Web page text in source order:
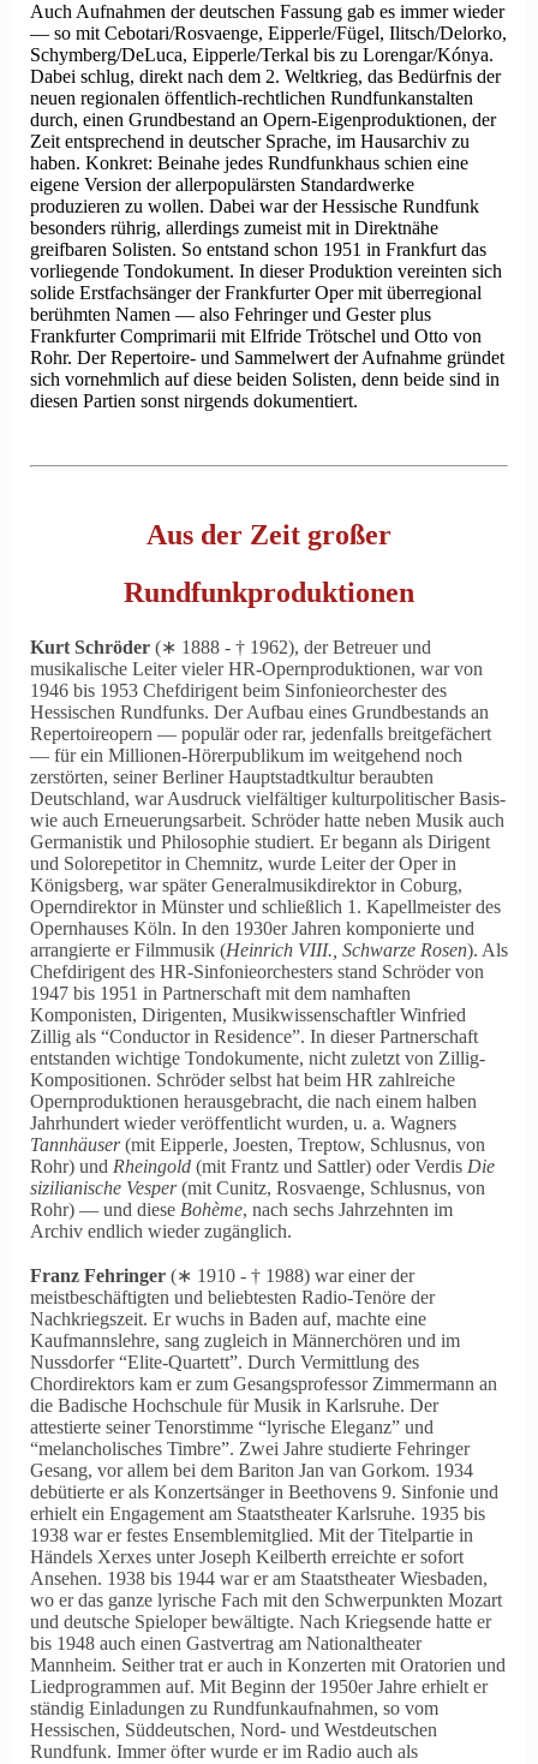
Auch Aufnahmen der deutschen Fassung gab es immer wieder
— so mit Cebotari/Rosvaenge, Eipperle/Fügel, Ilitsch/Delorko,
Schymberg/DeLuca, Eipperle/Terkal bis zu Lorengar/Kónya.
Dabei schlug, direkt nach dem 2. Welt­krieg, das Bedürfnis der
neuen regionalen öffentlich-rechtlichen Rundfunkanstalten
durch, einen Grundbestand an Opern-Eigenproduktionen, der
Zeit entsprechend in deutscher Sprache, im Hausarchiv zu
haben. Konkret: Beinahe jedes Rundfunkhaus schien eine
eigene Version der allerpopulärsten Standardwerke
produzieren zu wollen. Dabei war der Hessische Rundfunk
besonders rührig, allerdings zumeist mit in Direktnähe
greifbaren Solisten. So entstand schon 1951 in Frankfurt das
vorliegende Tondokument. In dieser Produktion vereinten sich
solide Erstfachsänger der Frankfurter Oper mit überregional
berühmten Namen — also Fehringer und Gester plus
Frankfurter Comprimarii mit Elfride Trötschel und Otto von
Rohr. Der Repertoire- und Sammelwert der Aufnahme gründet
sich vornehmlich auf diese beiden Solisten, denn beide sind in
diesen Partien sonst nirgends dokumentiert.
Aus der Zeit großer
Rundfunkproduktionen
Kurt Schröder (∗ 1888 ‑ † 1962), der Betreuer und
musikalische Leiter vieler HR-Opernproduktionen, war von
1946 bis 1953 Chefdirigent beim Sinfonieorchester des
Hessischen Rundfunks. Der Aufbau eines Grundbestands an
Repertoireopern — populär oder rar, jedenfalls breitgefächert
— für ein Millionen-Hörerpublikum im weitgehend noch
zerstörten, seiner Berliner Hauptstadtkultur beraubten
Deutschland, war Ausdruck vielfältiger kulturpolitischer Basis-
wie auch Erneuerungsarbeit. Schröder hatte neben Musik auch
Germanistik und Philosophie studiert. Er begann als Dirigent
und Solorepetitor in Chemnitz, wurde Leiter der Oper in
Königsberg, war später Generalmusikdirektor in Coburg,
Operndirektor in Münster und schließlich 1. Kapell­meister des
Opernhauses Köln. In den 1930er Jahren komponierte und
arrangierte er Filmmusik (Heinrich VIII., Schwarze Rosen). Als
Chefdirigent des HR-Sinfonieorchesters stand Schröder von
1947 bis 1951 in Partnerschaft mit dem namhaften
Komponisten, Dirigenten, Musikwissenschaftler Winfried
Zillig als
Conductor in Residence . In dieser Partnerschaft
entstanden wichtige Tondokumente, nicht zuletzt von Zillig-
Kompositionen. Schröder selbst hat beim HR zahlreiche
Opernproduktionen herausgebracht, die nach einem halben
Jahrhundert wieder veröffentlicht wurden, u. a. Wagners
Tannhäuser(mit Eipperle, Joesten, Treptow, Schlusnus, von
Rohr) und Rheingold (mit Frantz und Sattler) oder Verdis Die
sizilianische Vesper(mit Cunitz, Rosvaenge, Schlusnus, von
Rohr) — und diese Bohème, nach sechs Jahrzehnten im
Archiv endlich wieder zugänglich.
Franz Fehringer (∗ 1910 ‑ † 1988) war einer der
meistbeschäftigten und beliebtesten Radio-Tenöre der
Nachkriegszeit. Er wuchs in Baden auf, machte eine
Kaufmannslehre, sang zugleich in Männerchören und im
Nussdorfer Elite-Quartett . Durch Vermittlung des
Chordirektors kam er zum Gesangsprofessor Zimmermann an
die Badische Hochschule für Musik in Karlsruhe. Der
attestierte seiner Tenorstimme
lyrische Eleganz
und
melancholisches Timbre . Zwei Jahre studierte Fehringer
Gesang, vor allem bei dem Bariton Jan van Gorkom. 1934
debütierte er als Konzertsänger in Beethovens 9. Sin­fonie und
erhielt ein Engagement am Staatstheater Karlsruhe. 1935 bis
1938 war er festes Ensemblemitglied. Mit der Titelpartie in
Händels Xerxes unter Joseph Keilberth erreichte er sofort
Ansehen. 1938 bis 1944 war er am Staatstheater Wiesbaden,
wo er das ganze lyrische Fach mit den Schwerpunkten Mozart
und deutsche Spieloper bewältigte. Nach Kriegsende hatte er
bis 1948 auch einen Gastvertrag am Nationaltheater
Mannheim. Seither trat er auch in Konzerten mit Oratorien und
Liedprogrammen auf. Mit Beginn der 1950er Jahre erhielt er
ständig Einladungen zu Rundfunkaufnahmen, so vom
Hessischen, Süddeutschen, Nord- und Westdeutschen
Rundfunk. Immer öfter wurde er im Radio auch als